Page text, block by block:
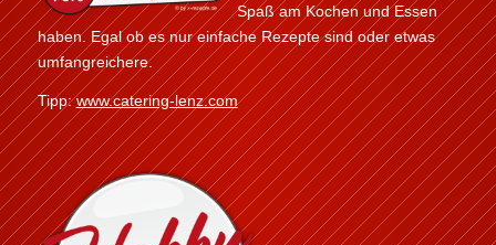
Spaß am Kochen und Essen
haben. Egal ob es nur einfache Rezepte sind oder etwas
umfangreichere.
Tipp:www.catering-lenz.com